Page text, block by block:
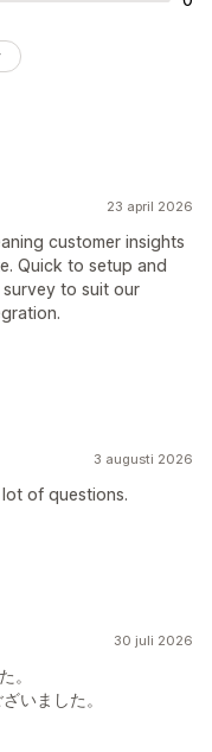
23 april 2026
customer insights
Quick to setup and
to suit our
3 augusti 2026
of questions.
30 juli 2026
。
いました。